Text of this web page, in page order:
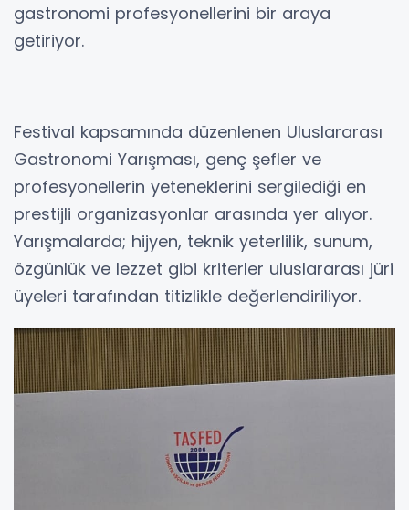
gastronomi profesyonellerini bir araya
getiriyor.
Festival kapsamında düzenlenen Uluslararası
Gastronomi Yarışması, genç şefler ve
profesyonellerin yeteneklerini sergilediği en
prestijli organizasyonlar arasında yer alıyor.
Yarışmalarda; hijyen, teknik yeterlilik, sunum,
özgünlük ve lezzet gibi kriterler uluslararası jüri
üyeleri tarafından titizlikle değerlendiriliyor.